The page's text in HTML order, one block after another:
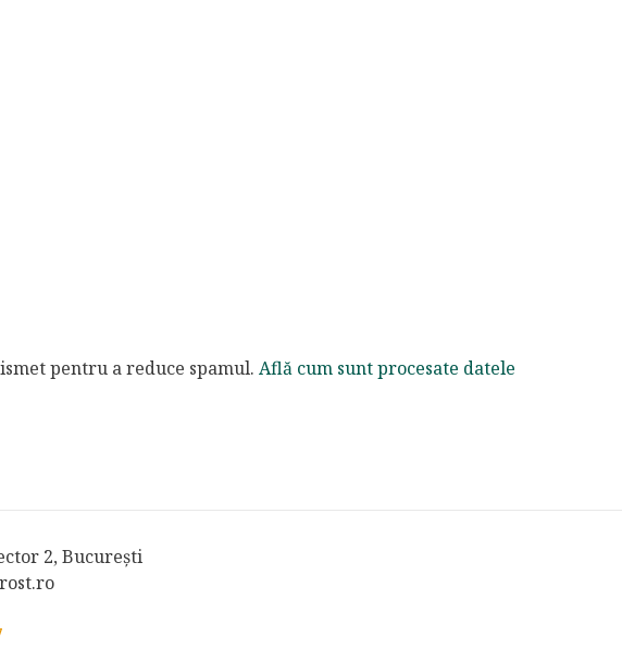
pentru a reduce spamul. Află cum sunt procesate datele
2, București